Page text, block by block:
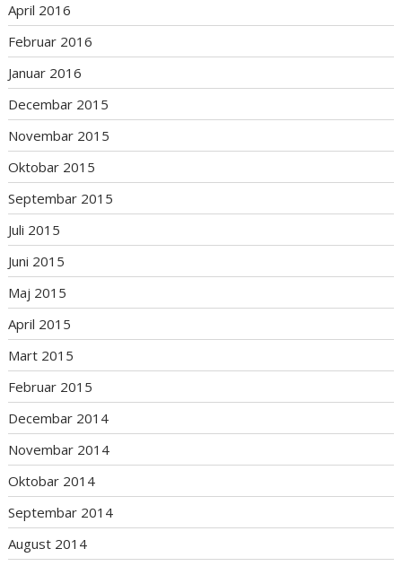
April 2016
Februar 2016
Januar 2016
Decembar 2015
Novembar 2015
Oktobar 2015
Septembar 2015
Juli 2015
Juni 2015
Maj 2015
April 2015
Mart 2015
Februar 2015
Decembar 2014
Novembar 2014
Oktobar 2014
Septembar 2014
August 2014